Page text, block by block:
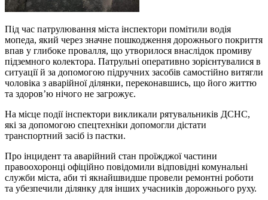
Під час патрулювання міста інспектори помітили водія
мопеда, який через значне пошкодження дорожнього покриття
впав у глибоке провалля, що утворилося внаслідок промиву
підземного колектора. Патрульні оперативно зорієнтувалися в
ситуації й за допомогою підручних засобів самостійно витягли
чоловіка з аварійної ділянки, переконавшись, що його життю
та здоров’ю нічого не загрожує.
На місце події інспектори викликали рятувальників ДСНС,
які за допомогою спецтехніки допомогли дістати
транспортний засіб із пастки.
Про інцидент та аварійний стан проїжджої частини
правоохоронці офіційно повідомили відповідні комунальні
служби міста, аби ті якнайшвидше провели ремонтні роботи
та убезпечили ділянку для інших учасників дорожнього руху.